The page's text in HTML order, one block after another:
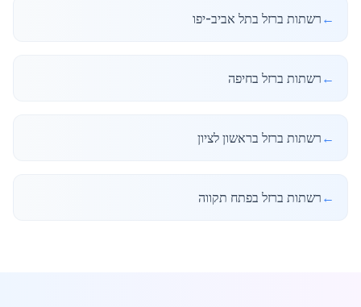
← רשתות ברזל בתל אביב-יפו
← רשתות ברזל בחיפה
← רשתות ברזל בראשון לציון
← רשתות ברזל בפתח תקווה